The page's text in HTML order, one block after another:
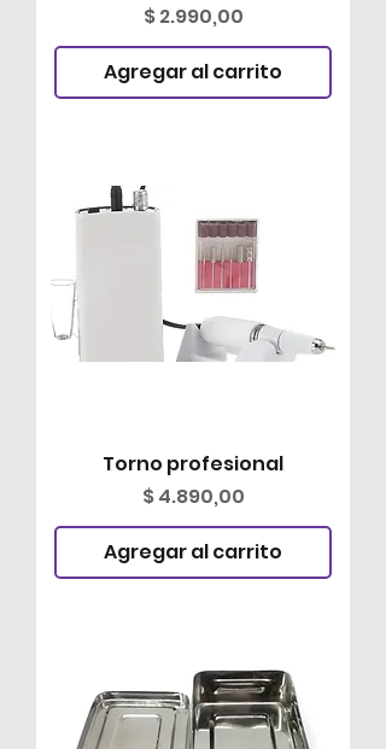
Precio
$ 2.990,00
Agregar al carrito
Torno profesional
Precio
$ 4.890,00
Agregar al carrito